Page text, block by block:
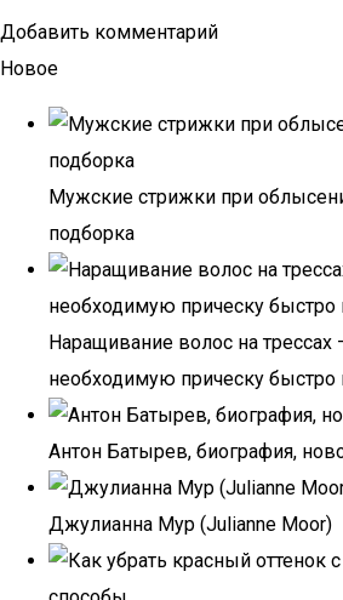
Добавить комментарий
Новое
Мужские стрижки при
подборка
Наращивание волос на трессах
необходимую прическу быстро
Антон Батырев, биография,
Джулианна Мур (Julianne Moor)